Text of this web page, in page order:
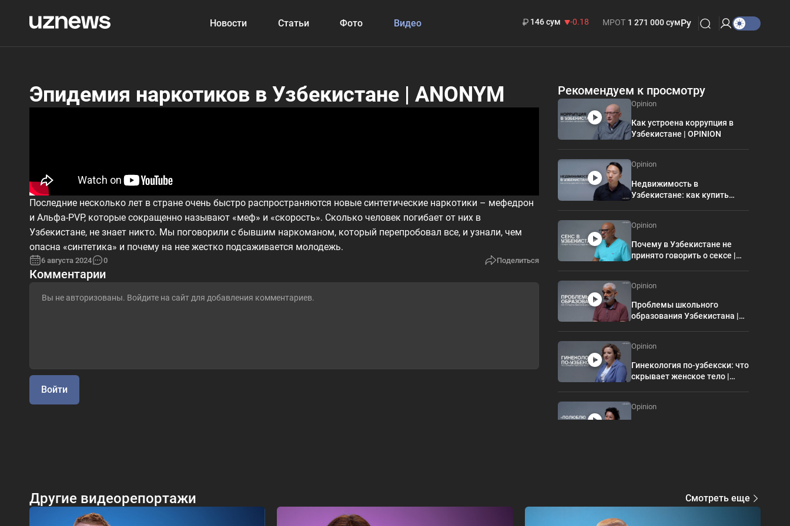
Новости Статьи Фото Видео
146 сум
-0.18
МРОТ 1 271 000 сумРу
Эпидемия наркотиков в Узбекистане | ANONYM
Последние несколько лет в стране очень быстро распространяются новые синтетические наркотики – мефедрон
и Альфа-PVP, которые сокращенно называют «меф» и «скорость». Сколько человек погибает от них в
Узбекистане, не знает никто. Мы поговорили с бывшим наркоманом, который перепробовал все, и узнали, чем
опасна «синтетика» и почему на нее жестко подсаживается молодежь.
6 августа 2024 0 Поделиться
Комментарии
Войти
Рекомендуем к просмотру
Opinion
Как устроена коррупция в
Узбекистане | OPINION
Opinion
Недвижимость в
Узбекистане: как купить
Opinion
Почему в Узбекистане не
принято говорить о сексе |
Opinion
Проблемы школьного
образования Узбекистана |
Opinion
Гинекология по-узбекски: что
скрывает женское тело |
Opinion
Узбекистана творится хаос»:
какова настоящая цена
Другие видеорепортажи Смотреть еще